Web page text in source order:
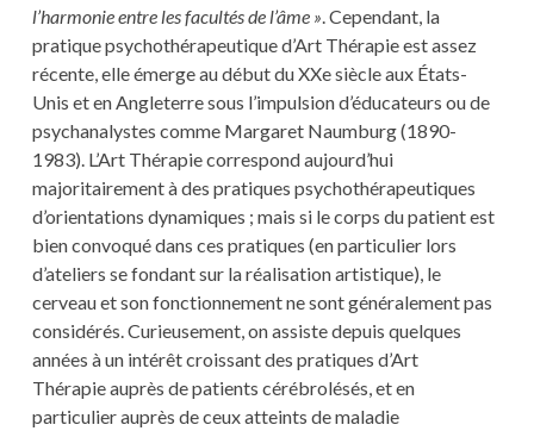
l’harmonie entre les facultés de l’âme » . Cependant, la
pratique psychothérapeutique d’Art Thérapie est assez
récente, elle émerge au début du XXe siècle aux États-
Unis et en Angleterre sous l’impulsion d’éducateurs ou de
psychanalystes comme Margaret Naumburg (1890-
1983). L’Art Thérapie correspond aujourd’hui
majoritairement à des pratiques psychothérapeutiques
d’orientations dynamiques ; mais si le corps du patient est
bien convoqué dans ces pratiques (en particulier lors
d’ateliers se fondant sur la réalisation artistique), le
cerveau et son fonctionnement ne sont généralement pas
considérés. Curieusement, on assiste depuis quelques
années à un intérêt croissant des pratiques d’Art
Thérapie auprès de patients cérébrolésés, et en
particulier auprès de ceux atteints de maladie